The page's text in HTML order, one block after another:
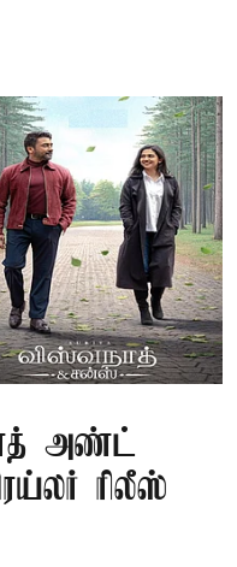
அண்ட்
ரிலீஸ்